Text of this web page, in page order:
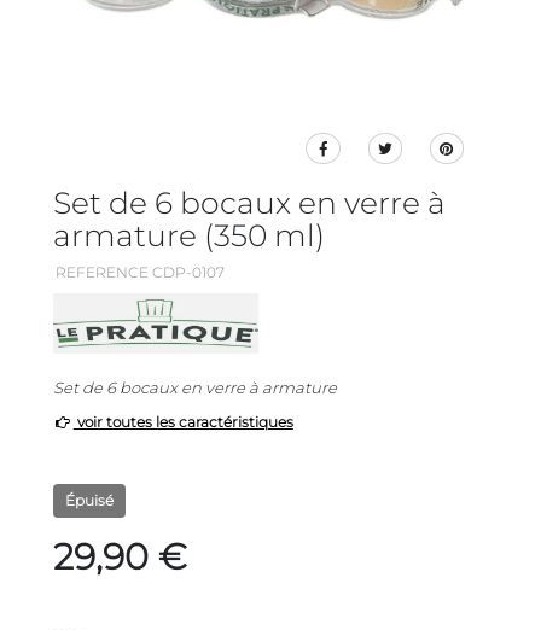
Set de 6 bocaux en verre à
armature (350 ml)
REFERENCE CDP-0107
Set de 6 bocaux en verre à armature
voir toutes les caractéristiques
Épuisé
29,90 €